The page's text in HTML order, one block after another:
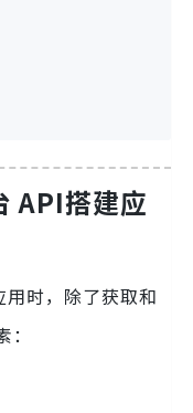
API搭建应
时，除了获取和